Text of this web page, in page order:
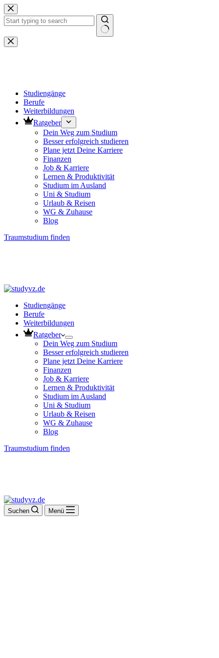
Zum
Inhalt
springen
Keine
Ergebnisse
Studiengänge
Berufe
Weiterbildungen
Ratgeber
Dein Weg zum Studium
Besser erfolgreich studieren
Plane jetzt Deine Karriere
Finanzen
Job & Karriere
Lernen & Produktivität
Studium im Ausland
Uni & Studium
Urlaub & Reisen
WG & Zuhause
Blog
Traumstudium finden
Studiengänge
Berufe
Weiterbildungen
Ratgeber
Dein Weg zum Studium
Besser erfolgreich studieren
Plane jetzt Deine Karriere
Finanzen
Job & Karriere
Lernen & Produktivität
Studium im Ausland
Uni & Studium
Urlaub & Reisen
WG & Zuhause
Blog
Traumstudium finden
Suchen Menü